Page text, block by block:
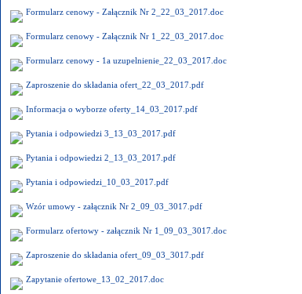
Formularz cenowy - Załącznik Nr 2_22_03_2017.doc
Formularz cenowy - Załącznik Nr 1_22_03_2017.doc
Formularz cenowy - 1a uzupelnienie_22_03_2017.doc
Zaproszenie do składania ofert_22_03_2017.pdf
Informacja o wyborze oferty_14_03_2017.pdf
Pytania i odpowiedzi 3_13_03_2017.pdf
Pytania i odpowiedzi 2_13_03_2017.pdf
Pytania i odpowiedzi_10_03_2017.pdf
Wzór umowy - załącznik Nr 2_09_03_3017.pdf
Formularz ofertowy - załącznik Nr 1_09_03_3017.doc
Zaproszenie do składania ofert_09_03_3017.pdf
Zapytanie ofertowe_13_02_2017.doc